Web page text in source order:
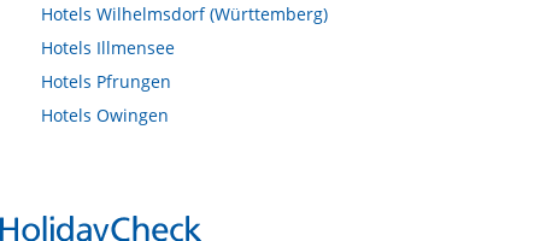
Hotels Wilhelmsdorf (Württemberg)
Hotels Illmensee
Hotels Pfrungen
Hotels Owingen